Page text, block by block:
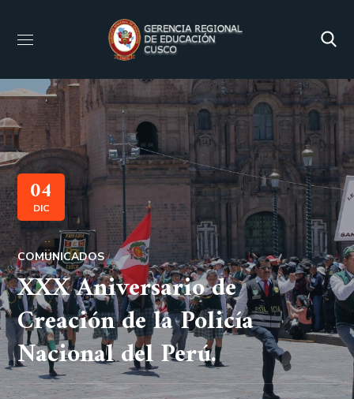
04
DIC
COMUNICADOS
XXX Aniversario de
Creación de la Policía
Nacional del Perú.